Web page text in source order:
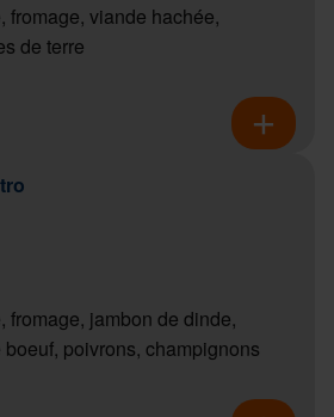
fromage, viande hachée,
de terre
fromage, jambon de dinde,
poivrons, champignons